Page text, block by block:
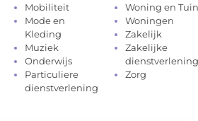
Mobiliteit
Mode en
Kleding
Muziek
Onderwijs
Particuliere
dienstverlening
Woning en Tuin
Woningen
Zakelijk
Zakelijke
dienstverlening
Zorg